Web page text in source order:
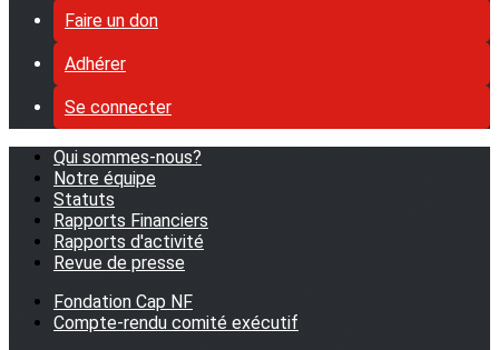
Faire un don
Adhérer
Se connecter
Qui sommes-nous?
Notre équipe
Statuts
Rapports Financiers
Rapports d'activité
Revue de presse
Fondation Cap NF
Compte-rendu comité exécutif